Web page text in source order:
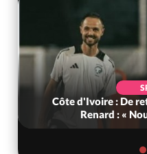
Côte d'Ivoire : De
Renard : «